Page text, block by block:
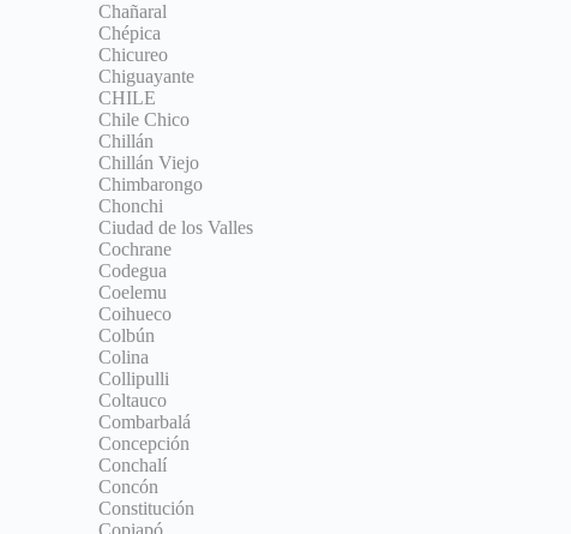
Chañaral
Chépica
Chicureo
Chiguayante
CHILE
Chile Chico
Chillán
Chillán Viejo
Chimbarongo
Chonchi
Ciudad de los Valles
Cochrane
Codegua
Coelemu
Coihueco
Colbún
Colina
Collipulli
Coltauco
Combarbalá
Concepción
Conchalí
Concón
Constitución
Copiapó